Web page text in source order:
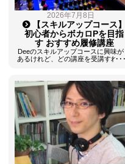
2026年7月8日
【スキルアップコース】
初心者からボカロPを目指
す おすすめ履修講座
Deeのスキルアップコースに興味が
あるけれど、どの講座を受講すれば
カロPとして「作詞・作曲・ボカロ
の打ち込み」をスムーズに行えるよ
うになるための最初のス …